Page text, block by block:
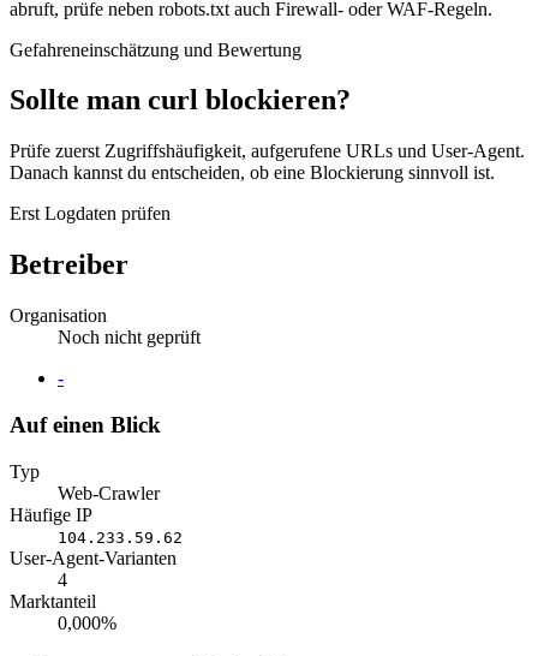
abruft, prüfe neben robots.txt auch Firewall- oder WAF-Regeln.
Gefahreneinschätzung und Bewertung
Sollte man curl blockieren?
Prüfe zuerst Zugriffshäufigkeit, aufgerufene URLs und User-Agent.
Danach kannst du entscheiden, ob eine Blockierung sinnvoll ist.
Erst Logdaten prüfen
Betreiber
Organisation
Noch nicht geprüft
Website
-
Auf einen Blick
Typ
Web-Crawler
Häufige IP
104.233.59.62
User-Agent-Varianten
4
Marktanteil
0,000%